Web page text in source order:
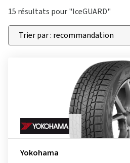
15 résultats pour "IceGUARD"
Yokohama